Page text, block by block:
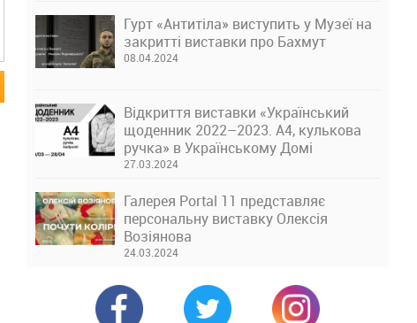
Гурт «Антитіла» виступить у Музеї на
закритті виставки про Бахмут
08.04.2024
Відкриття виставки «Український
щоденник 2022–2023. А4, кулькова
ручка» в Українському Домі
27.03.2024
Галерея Portal 11 представляє
персональну виставку Олексія
Возіянова
24.03.2024